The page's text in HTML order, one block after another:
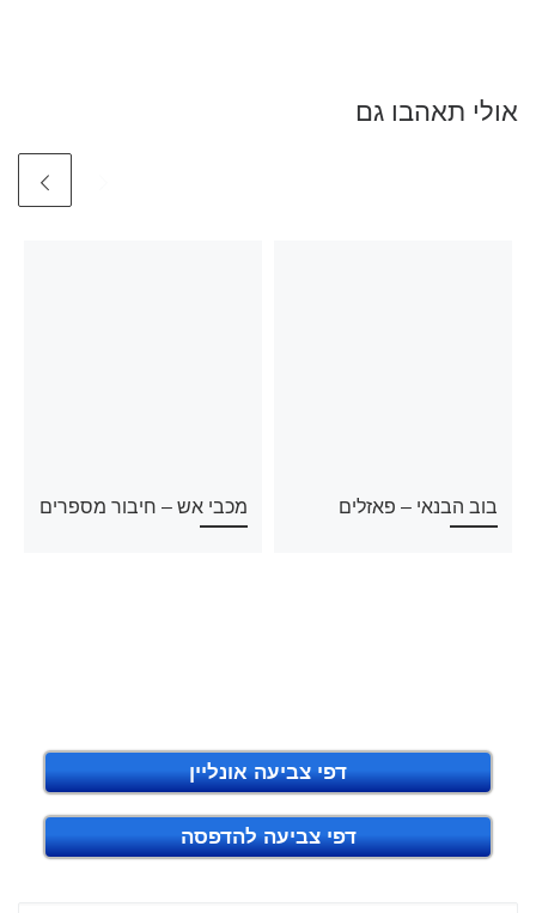
אולי תאהבו גם
בוב הבנאי – פאזלים מכבי אש – חיבור מספרים
דפי צביעה אונליין
דפי צביעה להדפסה